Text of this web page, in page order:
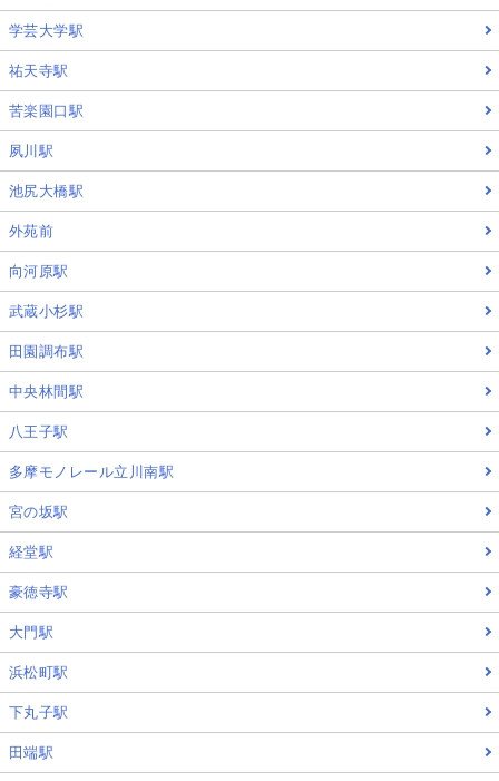
学芸大学駅
祐天寺駅
苦楽園口駅
夙川駅
池尻大橋駅
外苑前
向河原駅
武蔵小杉駅
田園調布駅
中央林間駅
八王子駅
多摩モノレール立川南駅
宮の坂駅
経堂駅
豪徳寺駅
大門駅
浜松町駅
下丸子駅
田端駅